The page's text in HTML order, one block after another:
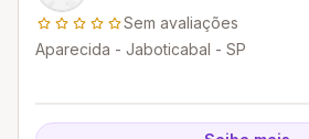
Sem avaliações
Aparecida - Jaboticabal - SP